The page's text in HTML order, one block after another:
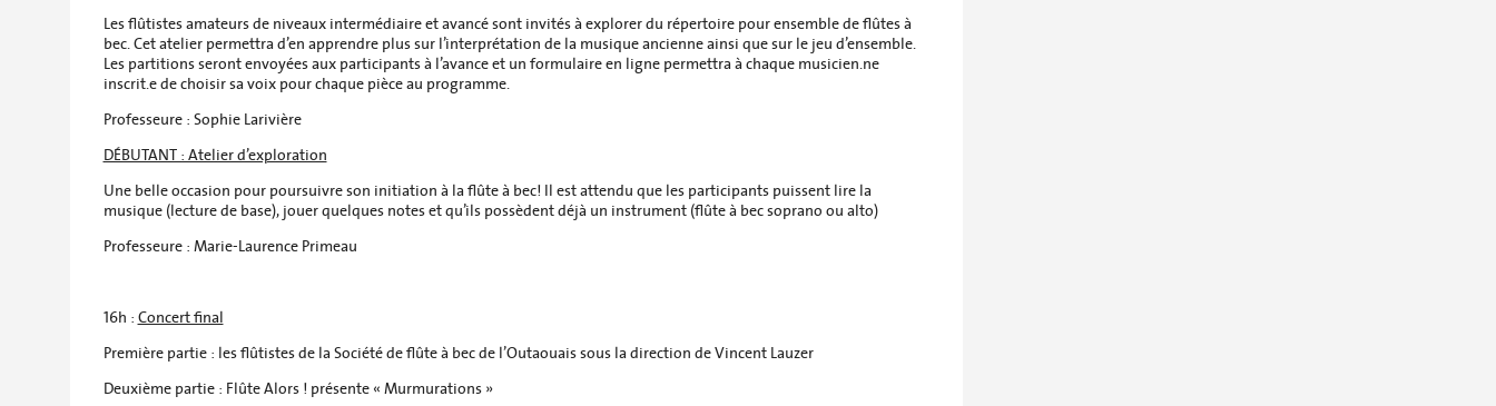
Les flûtistes amateurs de niveaux intermédiaire et avancé sont invités à explorer du répertoire pour ensemble de flûtes à
bec. Cet atelier permettra d’en apprendre plus sur l’interprétation de la musique ancienne ainsi que sur le jeu d’ensemble.
Les partitions seront envoyées aux participants à l’avance et un formulaire en ligne permettra à chaque musicien.ne
inscrit.e de choisir sa voix pour chaque pièce au programme.
Professeure : Sophie Larivière
DÉBUTANT : Atelier d’exploration
Une belle occasion pour poursuivre son initiation à la flûte à bec! Il est attendu que les participants puissent lire la
musique (lecture de base), jouer quelques notes et qu’ils possèdent déjà un instrument (flûte à bec soprano ou alto)
Professeure : Marie-Laurence Primeau
16h : Concert final
Première partie : les flûtistes de la Société de flûte à bec de l’Outaouais sous la direction de Vincent Lauzer
Deuxième partie : Flûte Alors ! présente « Murmurations »